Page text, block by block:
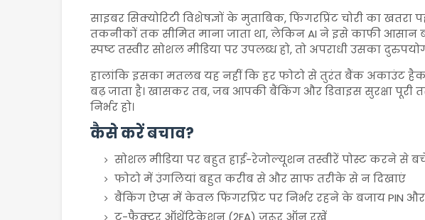
साइबर सिक्योरिटी विशेषज्ञों के मुताबिक, फिंगरप्रिंट चोरी का
तकनीकों तक सीमित माना जाता था, लेकिन AI ने इसे काफी आसान
स्पष्ट तस्वीर सोशल मीडिया पर उपलब्ध हो, तो अपराधी उसका
हालांकि इसका मतलब यह नहीं कि हर फोटो से तुरंत बैंक अकाउंट
बढ़ जाता है। खासकर तब, जब आपकी बैंकिंग और डिवाइस सुरक्षा पूरी
निर्भर हो।
कैसे करें बचाव?
सोशल मीडिया पर बहुत हाई-रेजोल्यूशन तस्वीरें पोस्ट करने से
फोटो में उंगलियां बहुत करीब से और साफ तरीके से न दिखाएं
बैंकिंग ऐप्स में केवल फिंगरप्रिंट पर निर्भर रहने के बजाय PIN
टू-फैक्टर ऑथेंटिकेशन (2FA) जरूर ऑन रखें